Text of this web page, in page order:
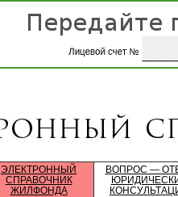
ЭЛЕКТРОННЫЙ
СПРАВОЧНИК
ЖИЛФОНДА
ВОПРОС —